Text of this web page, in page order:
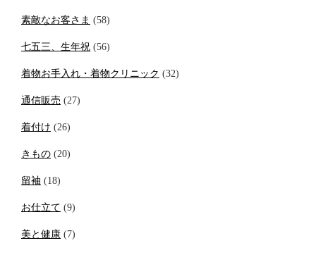
素敵なお客さま (58)
七五三、生年祝 (56)
着物お手入れ・着物クリニック (32)
通信販売 (27)
着付け (26)
きもの (20)
留袖 (18)
お仕立て (9)
美と健康 (7)